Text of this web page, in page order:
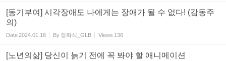
[동기부여] 시각장애도 나에게는 장애가 될 수 없다! (감동주
의)
Date2024.01.18 By 정화식_GLB Views 136
[노년의삶] 당신이 늙기 전에 꼭 봐야 할 애니메이션